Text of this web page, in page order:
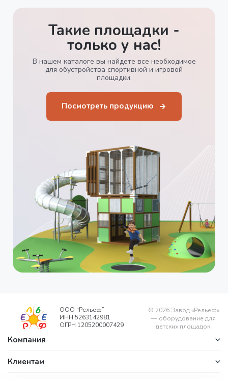
Такие площадки -
только у нас!
В нашем каталоге вы найдете все необходимое
для обустройства спортивной и игровой
площадки.
Посмотреть продукцию
ООО “Рельеф”
ИНН 5263142981
ОГРН 1205200007429
© 2026Завод «Рельеф»
— оборудование для
детских площадок.
Компания
Клиентам